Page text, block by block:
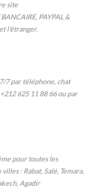
site
PAYPAL &
l'étranger.
7par téléphone, chat
+212 625 11 88 66 ou par
pour toutes les
: Rabat, Salé, Temara,
Agadir